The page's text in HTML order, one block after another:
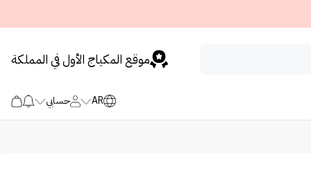
موقع المكياج الأول في المملكة
AR حسابي